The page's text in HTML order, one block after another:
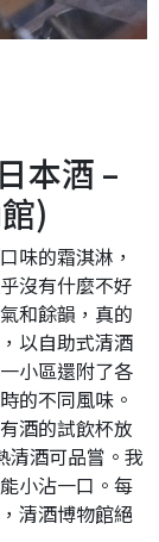
本酒 –
)
味的霜淇淋，
沒有什麼不好
和餘韻，真的
以自助式清酒
小區還附了各
的不同風味。
酒的試飲杯放
清酒可品嘗。我
小沾一口。每
清酒博物館絕